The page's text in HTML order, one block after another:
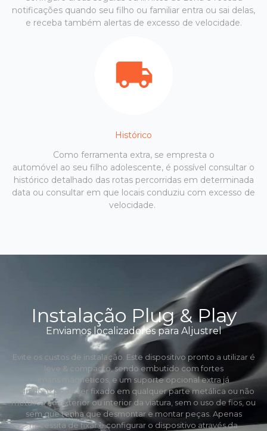
notificações quando seu filho ou familiar entra ou sai delas,
e receba também alertas de excesso de velocidade.
Histórico
Como ferramenta extra, se empresta o
automóvel ao seu filho adolescente, é possível consultar o
histórico detalhado das rotas percorridas em determinada
data ou consultar em que locais conduziu com excesso de
velocidade.
Instalação Plug & Play
Enviamos localizadores para Aljustrel
Evite os custos de instalação. Este dispositivo pronto a utilizar é
leve & compacto, sendo embutido com fortes
ímans mágneticos, e um suporte opcional extra já
incluído, e pode ser fixado em qualquer parte metálica ou não
metálica no exterior ou interior da viatura, sem o uso de fios, ou
sem que tenha que desmontar e montar peças. Apenas
necessita de fixar e configurar o dispositivo através da